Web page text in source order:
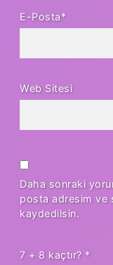
E-Posta*
Web Sitesi
Daha sonraki
posta adresim ve
kaydedilsin.
7 + 8 kaçtır? *